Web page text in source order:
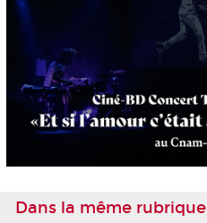
Dans la même rubrique